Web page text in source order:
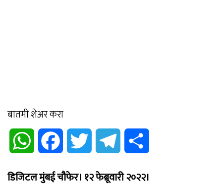
बातमी शेअर करा
WhatsApp Facebook Twitter Telegram
डिजिटल मुंबई चौफेर। १२ फेब्रूवारी २०२२।